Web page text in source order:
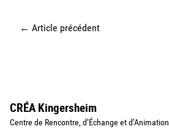
← Article précédent
CRÉA Kingersheim
Centre de Rencontre, d’Échange et d’Animation